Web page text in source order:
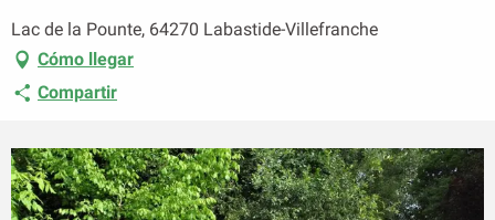
Lac de la Pounte, 64270 Labastide-Villefranche
Cómo llegar
Compartir